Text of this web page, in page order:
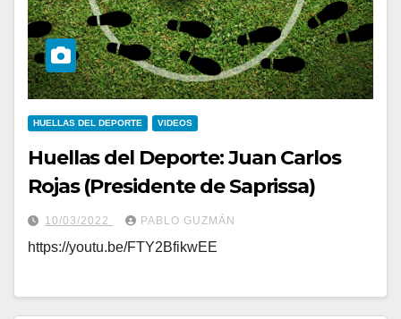
HUELLAS DEL DEPORTE VIDEOS
Huellas del Deporte: Juan Carlos
Rojas (Presidente de Saprissa)
10/03/2022 PABLO GUZMÁN
https://youtu.be/FTY2BfikwEE